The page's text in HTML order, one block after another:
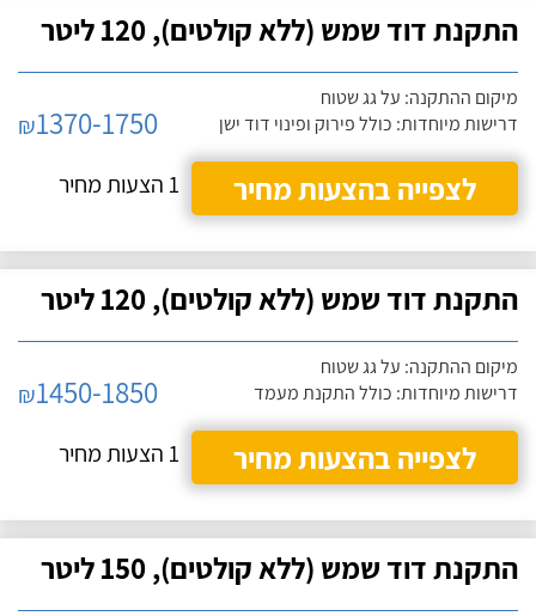
התקנת דוד שמש (ללא קולטים), 120 ליטר
מיקום ההתקנה: על גג שטוח
דרישות מיוחדות: כולל פירוק ופינוי דוד ישן
₪1370-1750
לצפייה בהצעות מחיר
1 הצעות מחיר
התקנת דוד שמש (ללא קולטים), 120 ליטר
מיקום ההתקנה: על גג שטוח
דרישות מיוחדות: כולל התקנת מעמד
₪1450-1850
לצפייה בהצעות מחיר
1 הצעות מחיר
התקנת דוד שמש (ללא קולטים), 150 ליטר